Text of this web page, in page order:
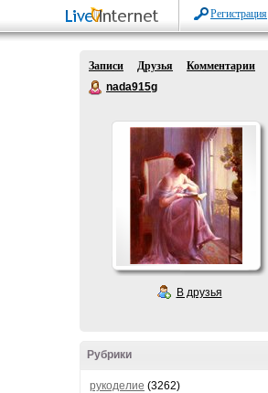
Регистрация
Записи Друзья
Комментарии
nada915g
В друзья
Рубрики
рукоделие (3262)